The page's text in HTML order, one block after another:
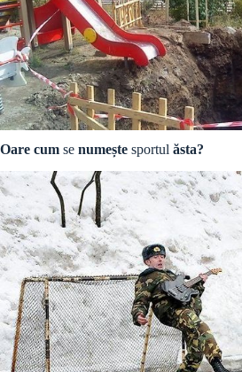
Oare cum se numește sportul ăsta?